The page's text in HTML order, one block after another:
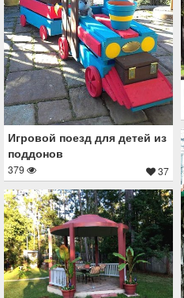
Игровой поезд для детей из
поддонов
379 37